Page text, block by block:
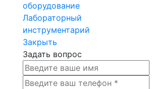
оборудование
Лабораторный
инструментарий
Закрыть
Задать вопрос